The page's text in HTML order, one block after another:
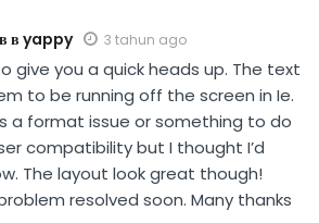
в yappy 3 tahun ago
give you a quick heads up. The text
to be running off the screen in Ie.
a format issue or something to do
compatibility but I thought I’d
The layout look great though!
resolved soon. Many thanks